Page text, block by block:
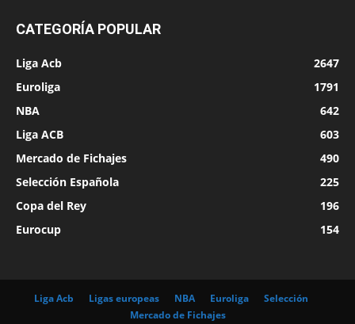
CATEGORÍA POPULAR
Liga Acb
2647
Euroliga
1791
NBA
642
Liga ACB
603
Mercado de Fichajes
490
Selección Española
225
Copa del Rey
196
Eurocup
154
Liga Acb Ligas europeas NBA Euroliga
Selección
Mercado de Fichajes